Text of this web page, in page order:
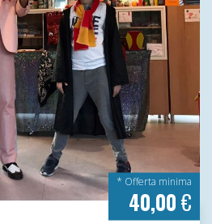
* Offerta minima
40,00€